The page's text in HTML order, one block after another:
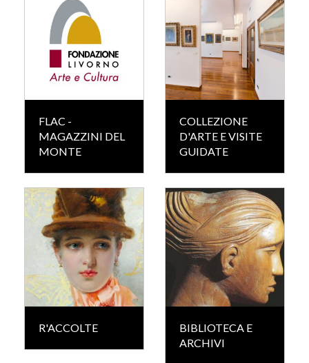
FLAC -
MAGAZZINI DEL
MONTE
COLLEZIONE
D'ARTE E VISITE
GUIDATE
R'ACCOLTE
BIBLIOTECA E
ARCHIVI